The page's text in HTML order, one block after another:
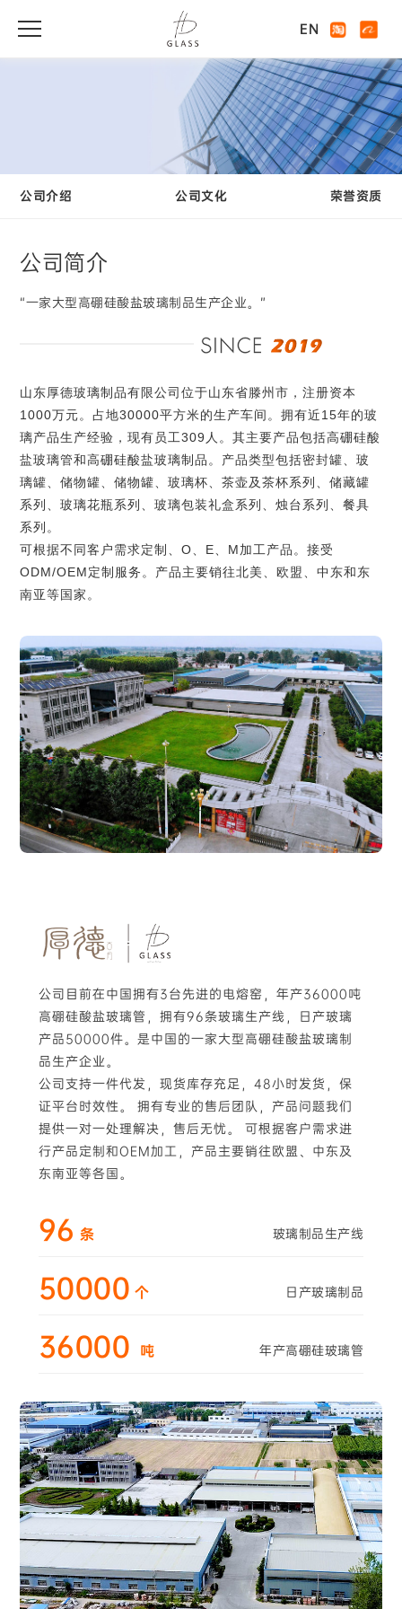
EN
公司介绍 公司文化 荣誉资质
公司简介
“一家大型高硼硅酸盐玻璃制品生产企业。”
山东厚德玻璃制品有限公司位于山东省滕州市，注册资本
1000万元。占地30000平方米的生产车间。拥有近15年的玻
璃产品生产经验，现有员工309人。其主要产品包括高硼硅酸
盐玻璃管和高硼硅酸盐玻璃制品。产品类型包括密封罐、玻
璃罐、储物罐、储物罐、玻璃杯、茶壶及茶杯系列、储藏罐
系列、玻璃花瓶系列、玻璃包装礼盒系列、烛台系列、餐具
系列。
可根据不同客户需求定制、O、E、M加工产品。接受
ODM/OEM定制服务。产品主要销往北美、欧盟、中东和东
南亚等国家。
公司目前在中国拥有3台先进的电熔窑，年产36000吨
高硼硅酸盐玻璃管，拥有96条玻璃生产线，日产玻璃
产品50000件。是中国的一家大型高硼硅酸盐玻璃制
品生产企业。
公司支持一件代发，现货库存充足，48小时发货，保
证平台时效性。 拥有专业的售后团队，产品问题我们
提供一对一处理解决，售后无忧。 可根据客户需求进
行产品定制和OEM加工，产品主要销往欧盟、中东及
东南亚等各国。
96 条 玻璃制品生产线
50000 个 日产玻璃制品
36000 吨 年产高硼硅玻璃管